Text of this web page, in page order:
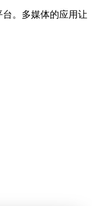
。多媒体的应用让